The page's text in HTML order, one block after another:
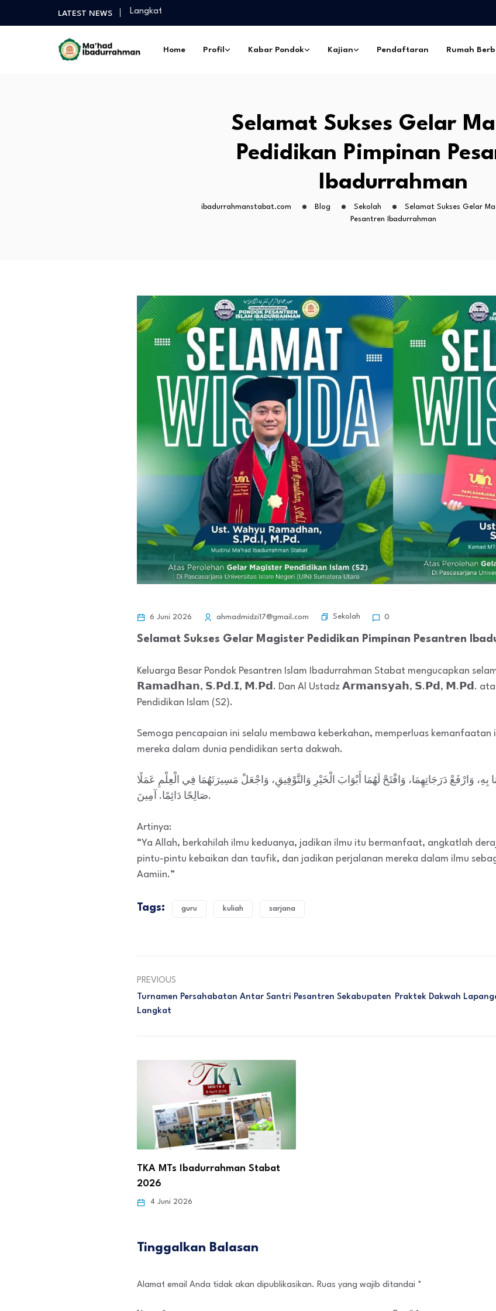
LATEST NEWS
Langkat
Selamat Sukses Gelar Magister Pedidikan Pimpinan Pesantren…
Diantara Takbir Dan Air Mata Pengorbanan –…
Selamat Sukses Gelar Magister Pedidikan Pimpinan Pesantren…
Praktek Dakwah Lapangan dan Peskil Ramadhan –…
Diantara Takbir Dan Air Mata Pengorbanan –…
Home Profil Kabar Pondok Kajian Pendaftaran Rumah
Selamat Sukses Gelar
Pedidikan Pimpinan
Ibadurrahman
ibadurrahmanstabat.com Blog Sekolah
Selamat Sukses Gelar
Pesantren Ibadurrahman
6 Juni 2026 ahmadmidzi17@gmail.com Sekolah 0
Selamat Sukses Gelar Magister Pedidikan Pimpinan Pesantren
Keluarga Besar Pondok Pesantren Islam Ibadurrahman Stabat mengucapkan
𝗥𝗮𝗺𝗮𝗱𝗵𝗮𝗻, 𝗦.𝗣𝗱.𝗜, 𝗠.𝗣𝗱. Dan Al Ustadz 𝗔𝗿𝗺𝗮𝗻𝘀𝘆𝗮𝗵, 𝗦.𝗣𝗱, 𝗠.𝗣𝗱. atas
Pendidikan Islam (S2).
Semoga pencapaian ini selalu membawa keberkahan, memperluas kemanfaatan
mereka dalam dunia pendidikan serta dakwah.
بِهِ، وَارْفَعْ دَرَجَاتِهِمَا، وَافْتَحْ لَهُمَا أَبْوَابَ الْخَيْرِ وَالتَّوْفِيقِ، وَاجْعَلْ مَسِيرَتَهُمَا فِي الْعِلْمِ عَمَلًا
صَالِحًا دَائِمًا. آمِينَ.
Artinya:
“Ya Allah, berkahilah ilmu keduanya, jadikan ilmu itu bermanfaat, angkatlah
pintu-pintu kebaikan dan taufik, dan jadikan perjalanan mereka dalam ilmu
Aamiin.”
Tags: guru kuliah sarjana
PREVIOUS
Turnamen Persahabatan Antar Santri Pesantren Sekabupaten
Langkat
Praktek Dakwah
TKA MTs Ibadurrahman Stabat
2026
4 Juni 2026
Tinggalkan Balasan
Alamat email Anda tidak akan dipublikasikan. Ruas yang wajib ditandai *